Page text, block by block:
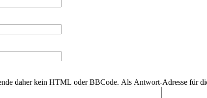
daher kein HTML oder BBCode. Als Antwort-Adresse für